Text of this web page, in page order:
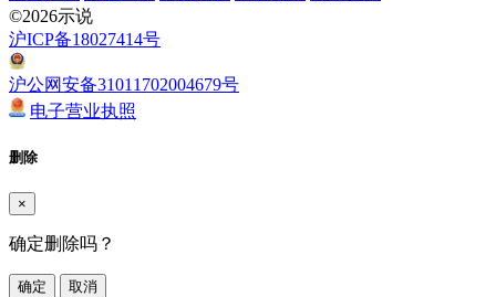
©2026示说
沪ICP备18027414号
沪公网安备31011702004679号
电子营业执照
删除
×
确定删除吗？
确定 取消